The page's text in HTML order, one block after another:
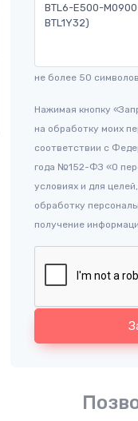
не более 50 символов.
Нажимая кнопку
на обработку моих
соответствии с
года №152-ФЗ «О
условиях и для
обработку
получение